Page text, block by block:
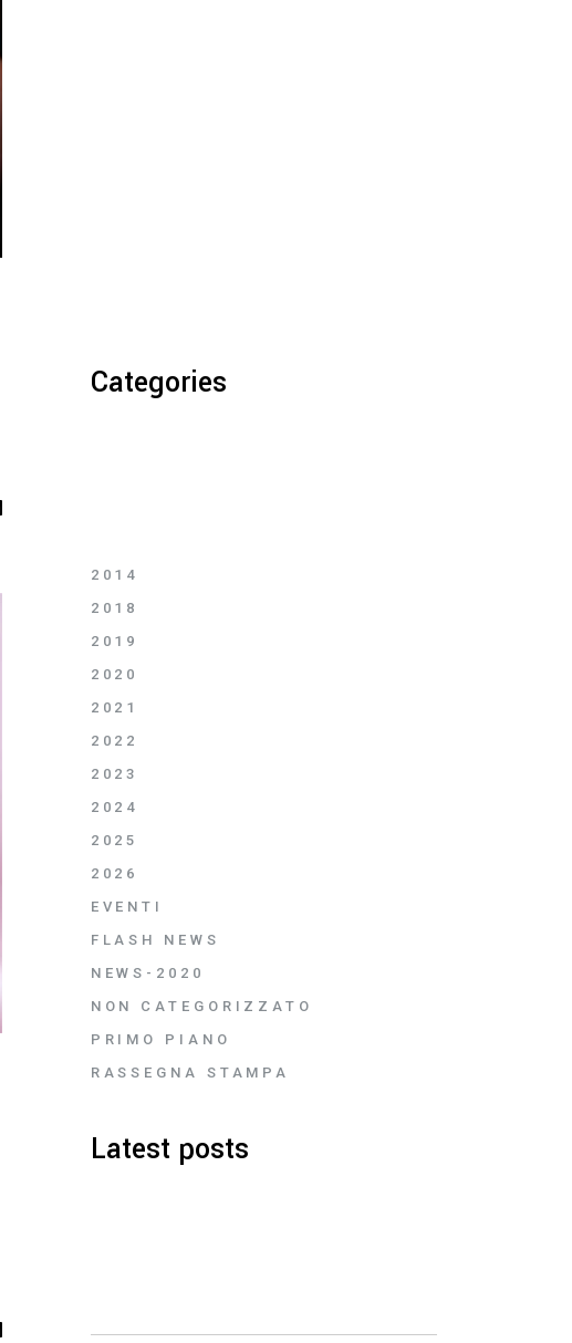
Categories
2014
2018
2019
2020
2021
2022
2023
2024
2025
2026
EVENTI
FLASH NEWS
NEWS-2020
NON CATEGORIZZATO
PRIMO PIANO
RASSEGNA STAMPA
Latest posts